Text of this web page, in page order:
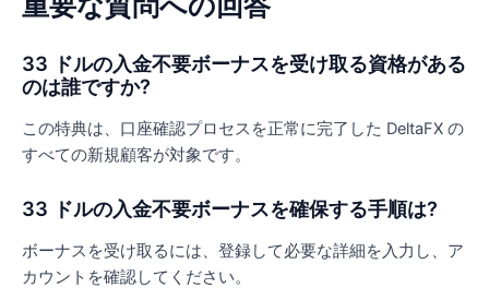
33 ドルの入金不要ボーナスを受け取る資格がある
のは誰ですか?
この特典は、口座確認プロセスを正常に完了した DeltaFX の
すべての新規顧客が対象です。
33 ドルの入金不要ボーナスを確保する手順は?
ボーナスを受け取るには、登録して必要な詳細を入力し、ア
カウントを確認してください。